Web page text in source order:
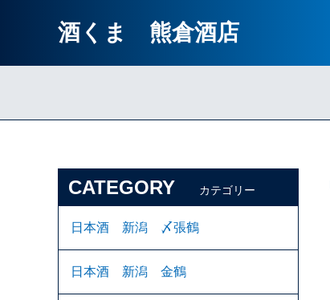
酒くま 熊倉酒店
CATEGORY カテゴリー
日本酒 新潟 〆張鶴
日本酒 新潟 金鶴